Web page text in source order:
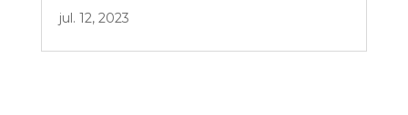
jul. 12, 2023